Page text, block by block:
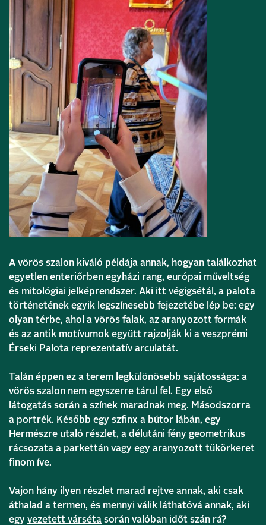
A vörös szalon kiváló példája annak, hogyan találkozhat
egyetlen enteriőrben egyházi rang, európai műveltség
és mitológiai jelképrendszer. Aki itt végigsétál, a palota
történetének egyik legszínesebb fejezetébe lép be: egy
olyan térbe, ahol a vörös falak, az aranyozott formák
és az antik motívumok együtt rajzolják ki a veszprémi
Érseki Palota reprezentatív arculatát.
Talán éppen ez a terem legkülönösebb sajátossága: a
vörös szalon nem egyszerre tárul fel. Egy első
látogatás során a színek maradnak meg. Másodszorra
a portrék. Később egy szfinx a bútor lábán, egy
Hermészre utaló részlet, a délutáni fény geometrikus
rácsozata a parkettán vagy egy aranyozott tükörkeret
finom íve.
Vajon hány ilyen részlet marad rejtve annak, aki csak
áthalad a termen, és mennyi válik láthatóvá annak, aki
egy vezetett várséta során valóban időt szán rá?